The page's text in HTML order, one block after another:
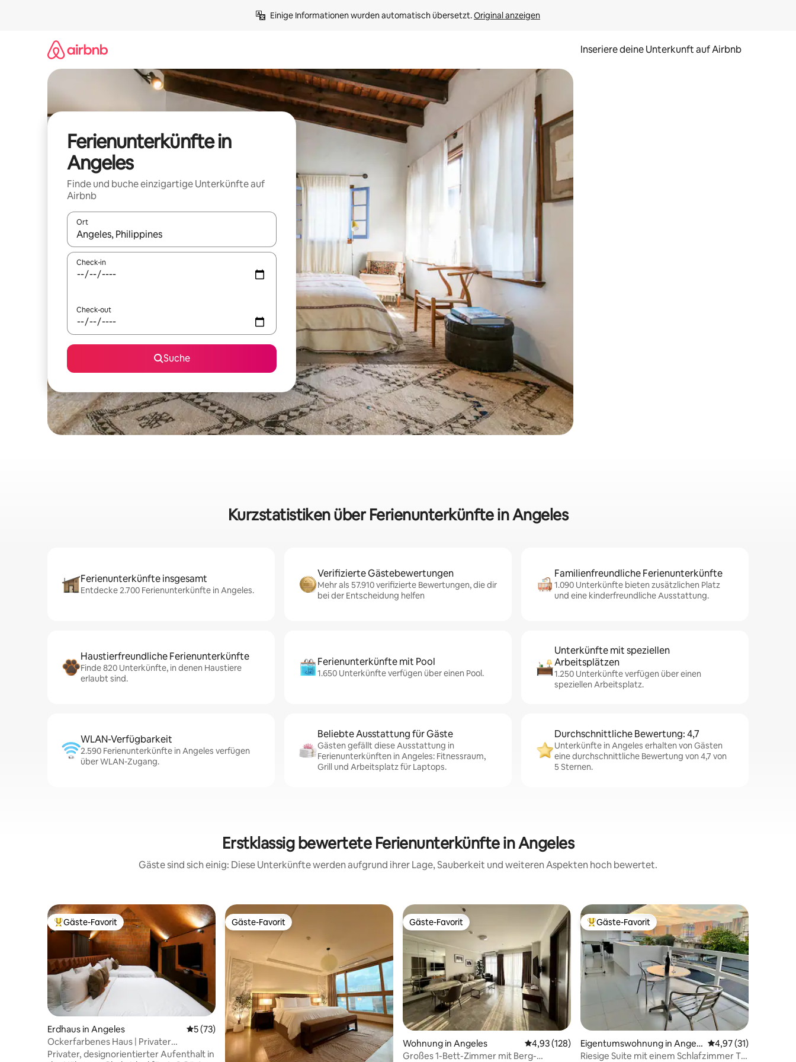
Einige Informationen wurden automatisch übersetzt. Original anzeigen
Inseriere deine Unterkunft auf Airbnb
Ferienunterkünfte in
Angeles
Finde und buche einzigartige Unterkünfte auf
Airbnb
Ort
Wenn Ergebnisse verfügbar sind, navigiere mit den Pfeiltasten nach oben und unten oder erkunde die Ergebnisse durch Berühren oder Wischgesten.
Check-in
Check-out
Suche
Kurzstatistiken über Ferienunterkünfte in Angeles
Ferienunterkünfte insgesamt
Entdecke 2.700 Ferienunterkünfte in Angeles.
Verifizierte Gästebewertungen
Mehr als 57.910 verifizierte Bewertungen, die dir
bei der Entscheidung helfen
Familienfreundliche Ferienunterkünfte
1.090 Unterkünfte bieten zusätzlichen Platz
und eine kinderfreundliche Ausstattung.
Haustierfreundliche Ferienunterkünfte
Finde 820 Unterkünfte, in denen Haustiere
erlaubt sind.
Ferienunterkünfte mit Pool
1.650 Unterkünfte verfügen über einen Pool.
Unterkünfte mit speziellen
Arbeitsplätzen
1.250 Unterkünfte verfügen über einen
speziellen Arbeitsplatz.
WLAN-Verfügbarkeit
2.590 Ferienunterkünfte in Angeles verfügen
über WLAN-Zugang.
Beliebte Ausstattung für Gäste
Gästen gefällt diese Ausstattung in
Ferienunterkünften in Angeles: Fitnessraum,
Grill und Arbeitsplatz für Laptops.
Durchschnittliche Bewertung: 4,7
Unterkünfte in Angeles erhalten von Gästen
eine durchschnittliche Bewertung von 4,7 von
5 Sternen.
Erstklassig bewertete Ferienunterkünfte in Angeles
Gäste sind sich einig: Diese Unterkünfte werden aufgrund ihrer Lage, Sauberkeit und weiteren Aspekten hoch bewertet.
Beliebter Gäste-Favorit.
Gäste-Favorit
Erdhaus in Angeles Durchschnittliche Bewertung: 5 von 5, 73 Bewertungen
5 (73)
Ockerfarbenes Haus | Privater
Salzwasserpool | In der Nähe von Clark
Privater, designorientierter Aufenthalt in
Gäste-Favorit
Gäste-Favorit Gäste-Favorit
Gäste-Favorit
Wohnung in Angeles Durchschnittliche Bewertung: 4,93 von 5, 128 Bewertungen
4,93 (128)
Großes 1-Bett-Zimmer mit Berg-
Beliebter Gäste-Favorit.
Gäste-Favorit
Eigentumswohnung in Angel
es
Durchschnittliche
4,97 (31)
Riesige Suite mit einem Schlafzimmer T